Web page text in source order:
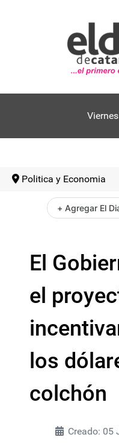
Politica y Economia
+ Agregar El
El
el
los
colchón
Creado: 05